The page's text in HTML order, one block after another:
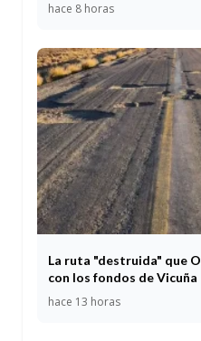
hace 8 horas
La ruta "destruida" que
con los fondos de Vicuña
hace 13 horas